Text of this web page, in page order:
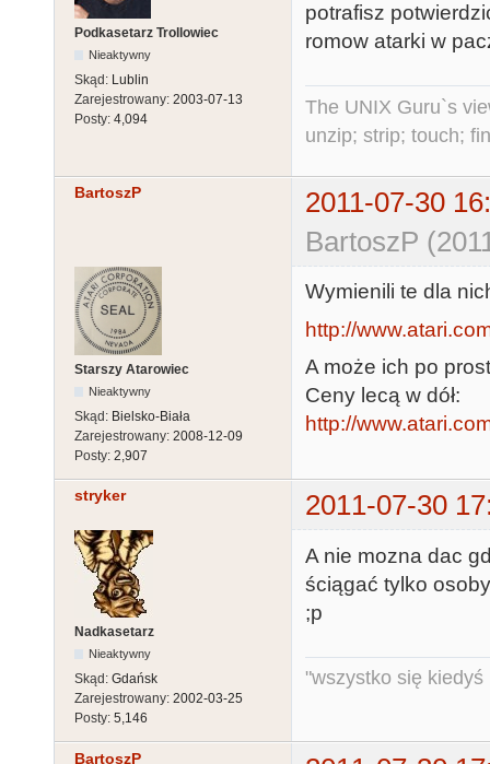
Podkasetarz Trollowiec
Nieaktywny
Skąd: Lublin
Zarejestrowany: 2003-07-13
Posty: 4,094
potrafisz
romow atarki w
The UNIX Guru`s
unzip; strip; touch;
BartoszP
2011-07-30
BartoszP
Starszy Atarowiec
Nieaktywny
Skąd: Bielsko-Biała
Zarejestrowany: 2008-12-09
Posty: 2,907
Wymienili te dla
http://
A może ich po
Ceny lecą w dół:
http://
stryker 2011-07-30
Nadkasetarz
Nieaktywny
Skąd: Gdańsk
Zarejestrowany: 2002-03-25
Posty: 5,146
A nie mozna dac
ściągać tylko
;p
"wszystko się kiedyś
BartoszP